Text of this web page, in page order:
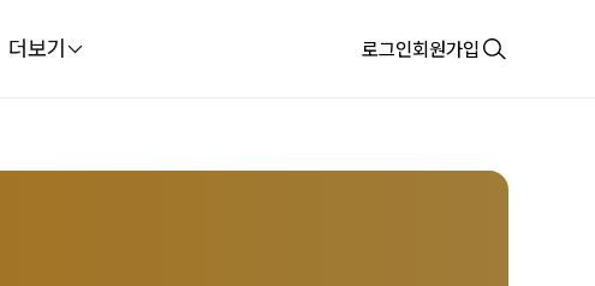
더보기 로그인회원가입